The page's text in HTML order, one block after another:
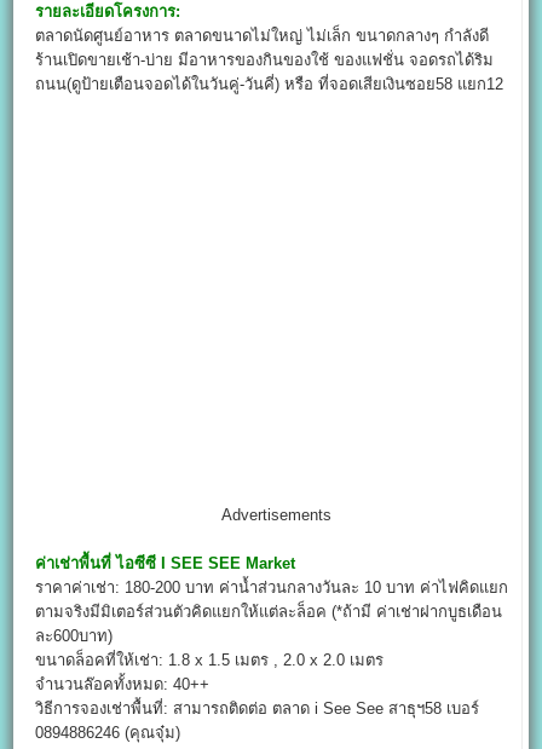
รายละเอียดโครงการ:
ตลาดนัดศูนย์อาหาร ตลาดขนาดไม่ใหญ่ ไม่เล็ก ขนาดกลางๆ กำลังดี
ร้านเปิดขายเช้า-บ่าย มีอาหารของกินของใช้ ของแฟชั่น จอดรถได้ริม
ถนน(ดูป้ายเตือนจอดได้ในวันคู่-วันคี่) หรือ ที่จอดเสียเงินซอย58 แยก12
Advertisements
ค่าเช่าพื้นที่ ไอซีซี I SEE SEE Market
ราคาค่าเช่า: 180-200 บาท ค่าน้ำส่วนกลางวันละ 10 บาท ค่าไฟคิดแยก
ตามจริงมีมิเตอร์ส่วนตัวคิดแยกให้แต่ละล็อค (*ถ้ามี ค่าเช่าฝากบูธเดือน
ละ600บาท)
ขนาดล็อคที่ให้เช่า: 1.8 x 1.5 เมตร , 2.0 x 2.0 เมตร
จำนวนล๊อคทั้งหมด: 40++
วิธีการจองเช่าพื้นที่: สามารถติดต่อ ตลาด i See See สาธุฯ58 เบอร์
0894886246 (คุณจุ๋ม)